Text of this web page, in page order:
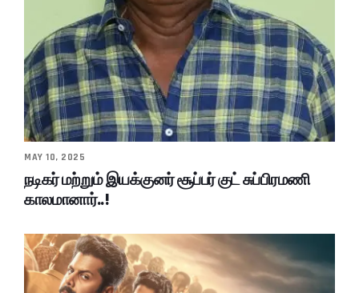
MAY 10, 2025
நடிகர் மற்றும் இயக்குனர் சூப்பர் குட் சுப்பிரமணி
காலமானார்..!